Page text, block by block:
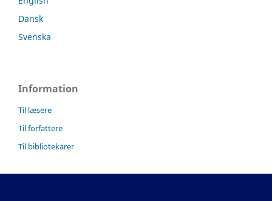
Dansk
Svenska
Information
Til læsere
Til forfattere
Til bibliotekarer